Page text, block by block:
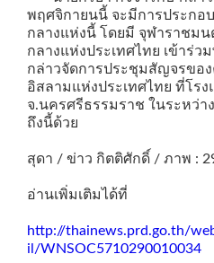
พฤศจิกายนนี้ จะมีการประกอ
กลางแห่งนี้ โดยมี จุฬาราชม
กลางแห่งประเทศไทย เข้าร่ว
กล่าวจัดการประชุมสัญจรขอ
อิสลามแห่งประเทศไทย ที่โร
จ.นครศรีธรรมราช ในระหว่า
ถึงนี้ด้วย
สุดา / ข่าว กิตติศักดิ์ / ภาพ :
อ่านเพิ่มเติมได้ที่
http://thainews.prd.go.th/
il/WNSOC5710290010034